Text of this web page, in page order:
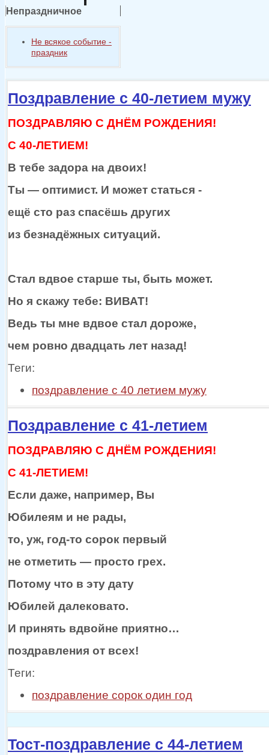
Непраздничное
Не всякое событие -
праздник
Поздравление с 40-летием мужу
ПОЗДРАВЛЯЮ С ДНЁМ РОЖДЕНИЯ!
С 40-ЛЕТИЕМ!
В тебе задора на двоих!
Ты — оптимист. И может статься -
ещё сто раз спасёшь других
из безнадёжных ситуаций.
Стал вдвое старше ты, быть может.
Но я скажу тебе: ВИВАТ!
Ведь ты мне вдвое стал дороже,
чем ровно двадцать лет назад!
Теги:
поздравление с 40 летием мужу
Поздравление с 41-летием
ПОЗДРАВЛЯЮ С ДНЁМ РОЖДЕНИЯ!
С 41-ЛЕТИЕМ!
Если даже, например, Вы
Юбилеям и не рады,
то, уж, год-то сорок первый
не отметить — просто грех.
Потому что в эту дату
Юбилей далековато.
И принять вдвойне приятно…
поздравления от всех!
Теги:
поздравление сорок один год
Тост-поздравление с 44-летием